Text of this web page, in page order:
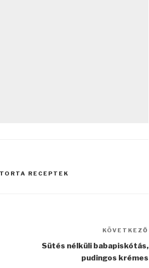
TORTA RECEPTEK
KÖVETKEZŐ
Sütés nélküli babapiskótás,
pudingos krémes